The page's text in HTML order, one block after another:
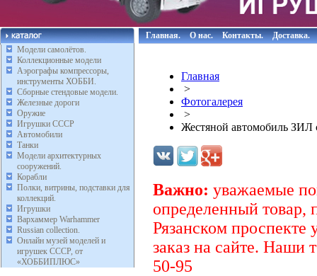
Модели самолётов.
Коллекционные модели
Аэрографы компрессоры,
инструменты ХОББИ.
Сборные стендовые модели.
Железные дороги
Оружие
Игрушки СССР
Автомобили
Танки
Модели архитектурных
сооружений.
Корабли
Полки, витрины, подставки для
коллекций.
Игрушки
Вархаммер Warhammer
Russian collection.
Онлайн музей моделей и
игрушек СССР, от
«ХОББИПЛЮС»
Главная. О нас. Контакты. Доставка.
Главная
>
Фотогалерея
>
Жестяной автомобиль
Важно: уважаемые
определенный товар,
Рязанском проспекте
заказ на сайте. Наши
50-95